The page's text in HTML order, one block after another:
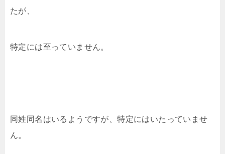
たが、
特定には至っていません。
同姓同名はいるようですが、特定にはいたっていませ
ん。